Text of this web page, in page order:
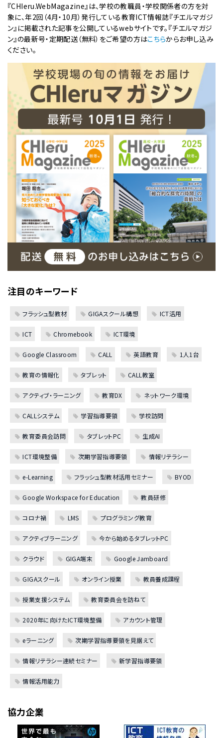
『CHIeru.WebMagazine』は、学校の教職員・学校関係者の方を対
象に、年2回（4月・10月）発行している教育ICT情報誌『チエルマガジ
ン』に掲載された記事を公開しているwebサイトです。『チエルマガジ
ン』の最新号・定期配送（無料）をご希望の方はこちらからお申し込み
ください。
注目のキーワード
フラッシュ型教材 GIGAスクール構想 ICT活用
ICT Chromebook ICT環境
Google Classroom CALL 英語教育 1人1台
教育の情報化 タブレット CALL教室
アクティブ・ラーニング 教育DX ネットワーク環境
CALLシステム 学習指導要領 学校訪問
教育委員会訪問 タブレットPC 生成AI
ICT環境整備 次期学習指導要領 情報リテラシー
e-Learning フラッシュ型教材活用セミナー BYOD
Google Workspace for Education 教員研修
コロナ禍 LMS プログラミング教育
アクティブラーニング 今から始めるタブレットPC
クラウド GIGA端末 Google Jamboard
GIGAスクール オンライン授業 教員養成課程
授業支援システム 教育委員会を訪ねて
2020年に向けたICT環境整備 アカウント管理
eラーニング 次期学習指導要領を見据えて
情報リテラシー連続セミナー 新学習指導要領
情報活用能力
協力企業